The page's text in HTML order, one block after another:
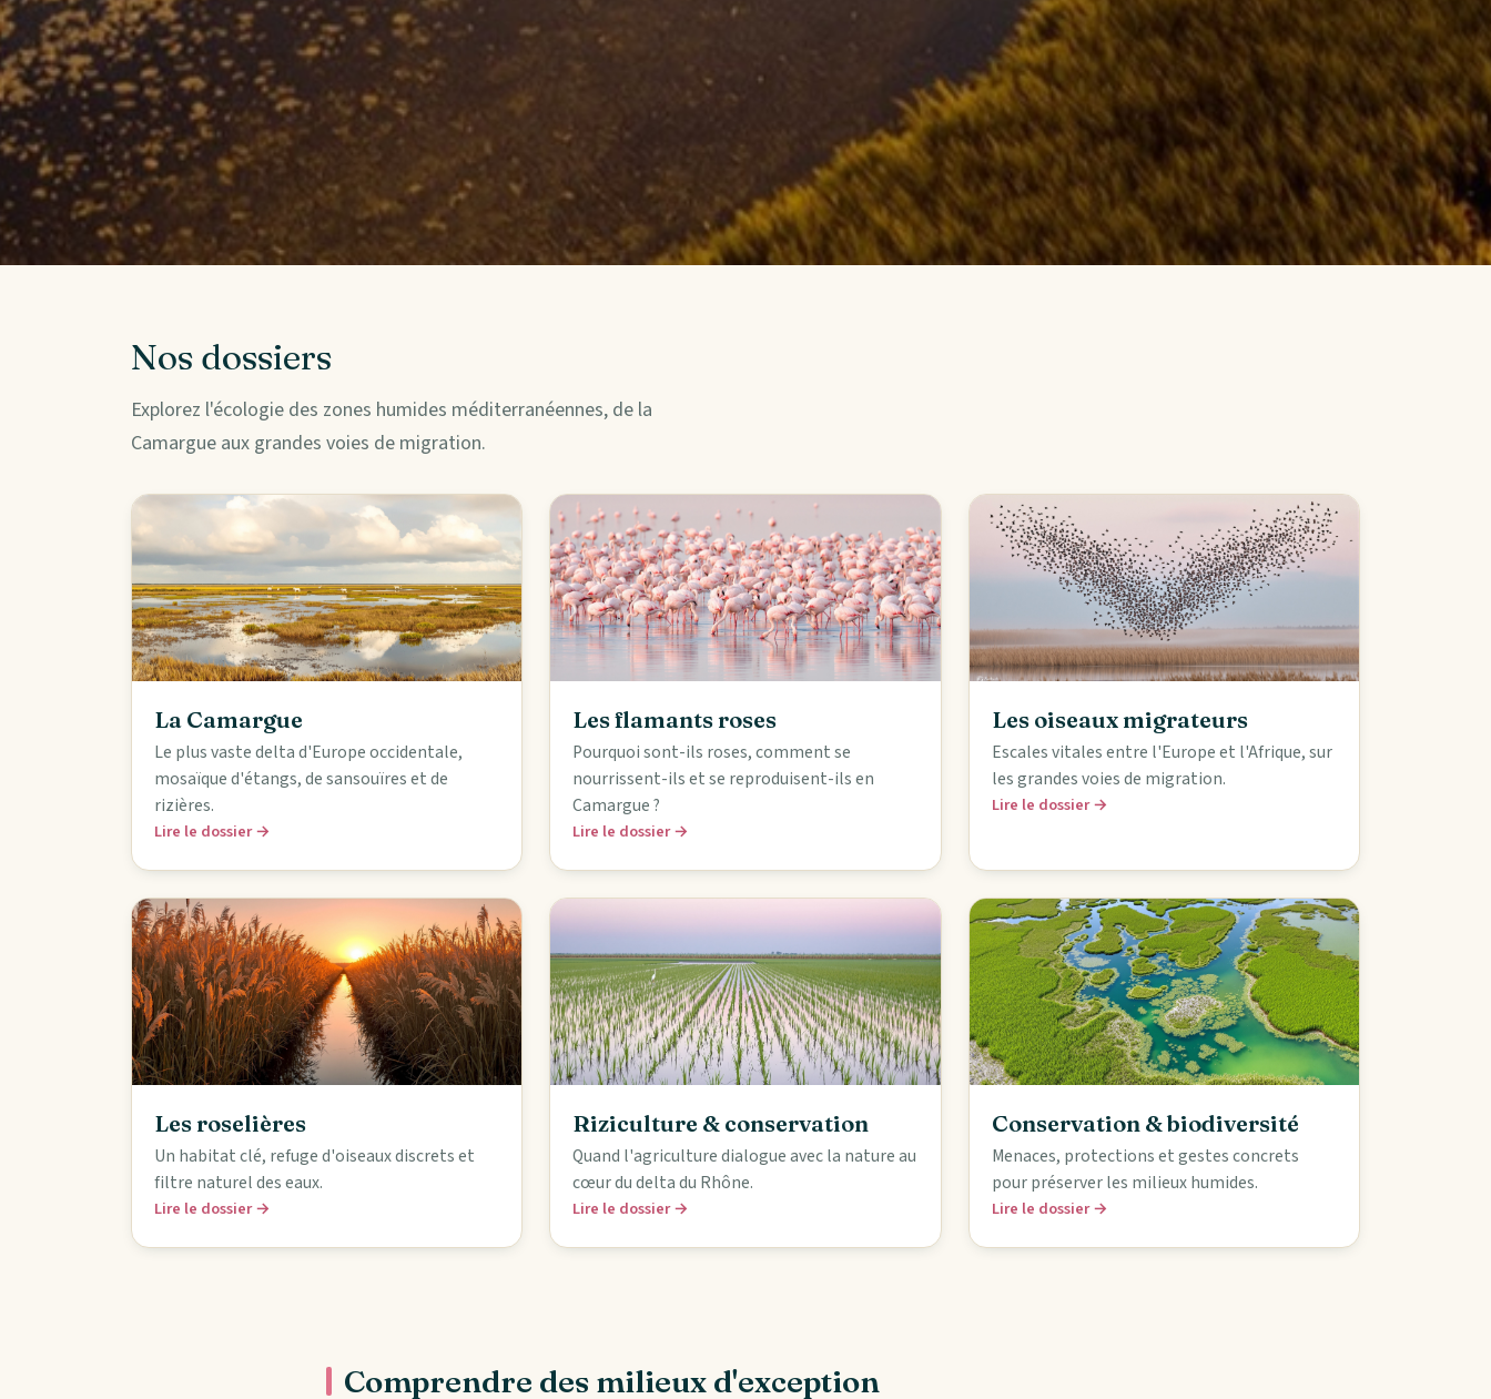
Nos dossiers
Explorez l'écologie des zones humides méditerranéennes, de la
Camargue aux grandes voies de migration.
La Camargue
Le plus vaste delta d'Europe occidentale,
mosaïque d'étangs, de sansouïres et de
rizières.
Lire le dossier →
Les flamants roses
Pourquoi sont-ils roses, comment se
nourrissent-ils et se reproduisent-ils en
Camargue ?
Lire le dossier →
Les oiseaux migrateurs
Escales vitales entre l'Europe et l'Afrique, sur
les grandes voies de migration.
Lire le dossier →
Les roselières
Un habitat clé, refuge d'oiseaux discrets et
filtre naturel des eaux.
Lire le dossier →
Riziculture & conservation
Quand l'agriculture dialogue avec la nature au
cœur du delta du Rhône.
Lire le dossier →
Conservation & biodiversité
Menaces, protections et gestes concrets
pour préserver les milieux humides.
Lire le dossier →
Comprendre des milieux d'exception